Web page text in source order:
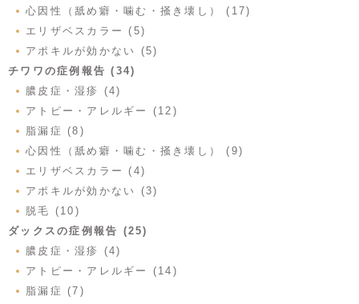
心因性（舐め癖・噛む・掻き壊し） (17)
エリザベスカラー (5)
アポキルが効かない (5)
チワワの症例報告 (34)
膿皮症・湿疹 (4)
アトピー・アレルギー (12)
脂漏症 (8)
心因性（舐め癖・噛む・掻き壊し） (9)
エリザベスカラー (4)
アポキルが効かない (3)
脱毛 (10)
ダックスの症例報告 (25)
膿皮症・湿疹 (4)
アトピー・アレルギー (14)
脂漏症 (7)